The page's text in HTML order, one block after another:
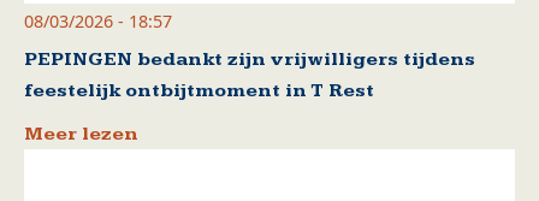
08/03/2026 - 18:57
PEPINGEN bedankt zijn vrijwilligers tijdens
feestelijk ontbijtmoment in T Rest
Meer lezen